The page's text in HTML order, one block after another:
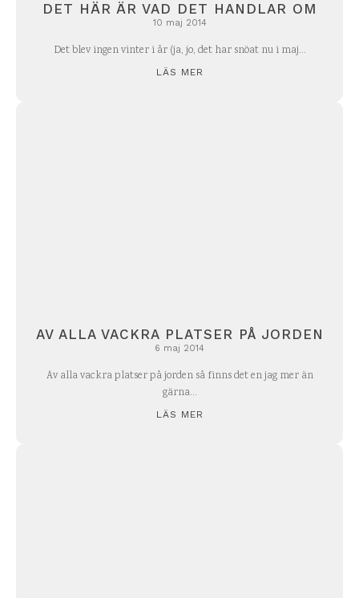
DET HÄR ÄR VAD DET HANDLAR OM
10 maj 2014
Det blev ingen vinter i år (ja, jo, det har snöat nu i maj...
LÄS MER
AV ALLA VACKRA PLATSER PÅ JORDEN
6 maj 2014
Av alla vackra platser på jorden så finns det en jag mer än
gärna...
LÄS MER